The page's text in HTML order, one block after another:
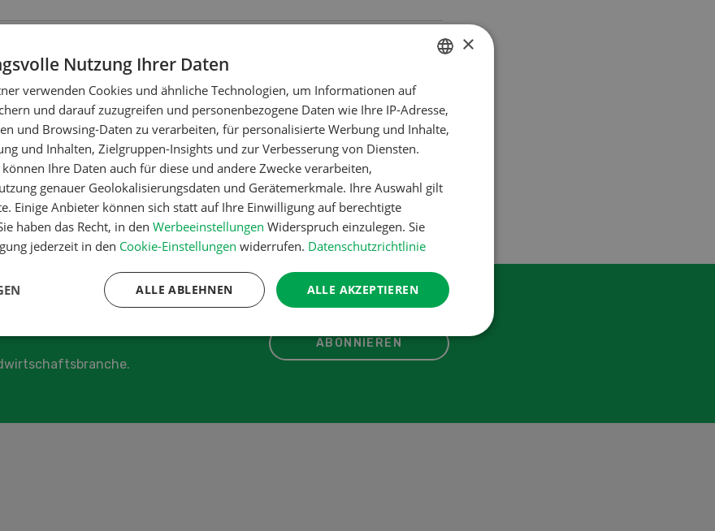
ABONNIEREN
FRENCH
×
Nutzung Ihrer Daten
verwenden Cookies und ähnliche Technologien, um Informationen auf
und darauf zuzugreifen und personenbezogene Daten wie Ihre IP-Adresse,
und Browsing-Daten zu verarbeiten, für personalisierte Werbung und Inhalte,
und Inhalten, Zielgruppen-Insights und zur Verbesserung von Diensten.
können Ihre Daten auch für diese und andere Zwecke verarbeiten,
genauer Geolokalisierungsdaten und Gerätemerkmale. Ihre Auswahl gilt
Einige Anbieter können sich statt auf Ihre Einwilligung auf berechtigte
haben das Recht, in den Werbeeinstellungen Widerspruch einzulegen. Sie
jederzeit in den Cookie-Einstellungen widerrufen. Datenschutzrichtlinie
ALLE AKZEPTIEREN
ALLE ABLEHNEN